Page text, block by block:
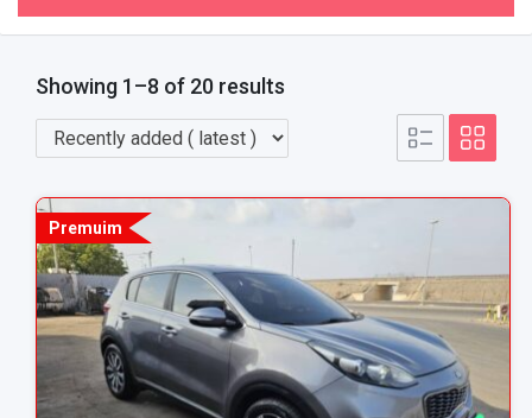
Showing 1–8 of 20 results
Premuim